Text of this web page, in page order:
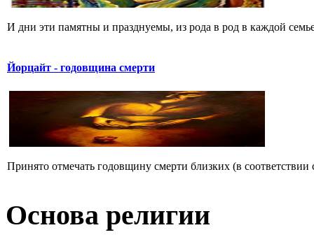
И дни эти памятны и празднуемы, из рода в род в каждой
Йорцайт - годовщина смерти
Принято отмечать годовщину смерти близких (в
Основа религии